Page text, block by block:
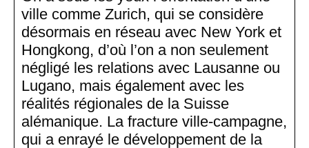
ville comme Zurich, qui se considère
désormais en réseau avec New York et
Hongkong, d’où l’on a non seulement
négligé les relations avec Lausanne ou
Lugano, mais également avec les
réalités régionales de la Suisse
alémanique. La fracture ville-campagne,
qui a enrayé le développement de la